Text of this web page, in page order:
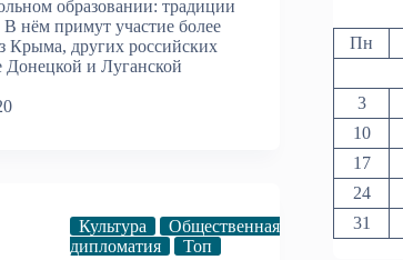
образовании: традиции
нём примут участие более
Крыма, других российских
Донецкой и Луганской
Культура
Общественная
дипломатия
Топ
Пн
3
10
17
24
31